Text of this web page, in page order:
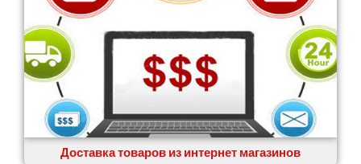
Доставка товаров из интернет магазинов